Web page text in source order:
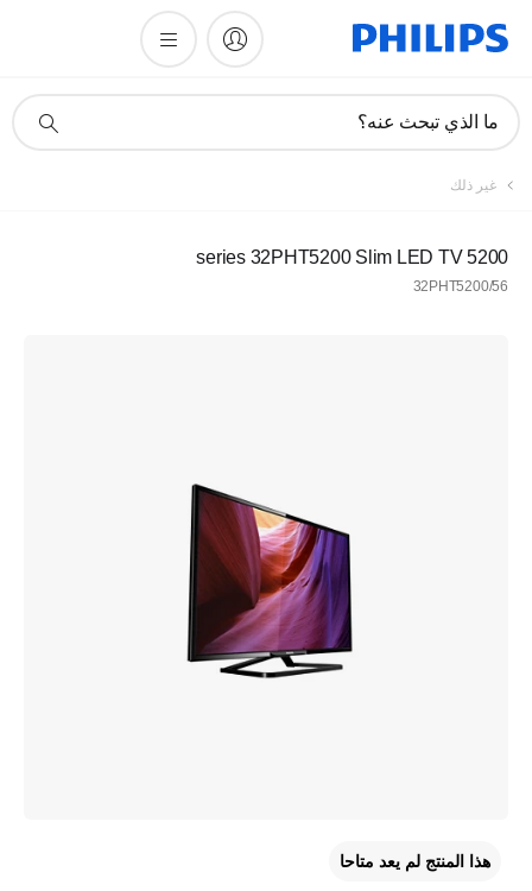
دعم
ما الذي تبحث عنه؟
غير ذلك
5200 series 32PHT5200 Slim LED TV
32PHT5200/56
هذا المنتج لم يعد متاحا